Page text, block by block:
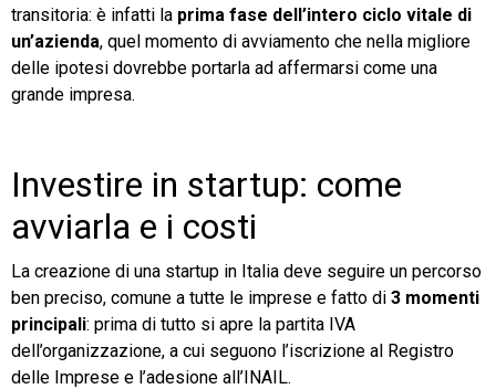
transitoria: è infatti la prima fase dell’intero ciclo vitale di
un’azienda, quel momento di avviamento che nella migliore
delle ipotesi dovrebbe portarla ad affermarsi come una
grande impresa.
Investire in startup: come
avviarla e i costi
La creazione di una startup in Italia deve seguire un percorso
ben preciso, comune a tutte le imprese e fatto di 3 momenti
principali: prima di tutto si apre la partita IVA
dell’organizzazione, a cui seguono l’iscrizione al Registro
delle Imprese e l’adesione all’INAIL.